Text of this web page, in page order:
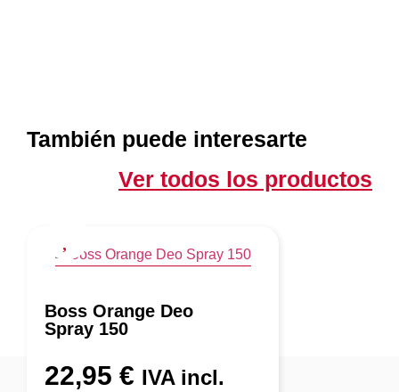
También puede interesarte
Ver todos los productos
Boss Orange Deo
Spray 150
22,95 € IVA incl.